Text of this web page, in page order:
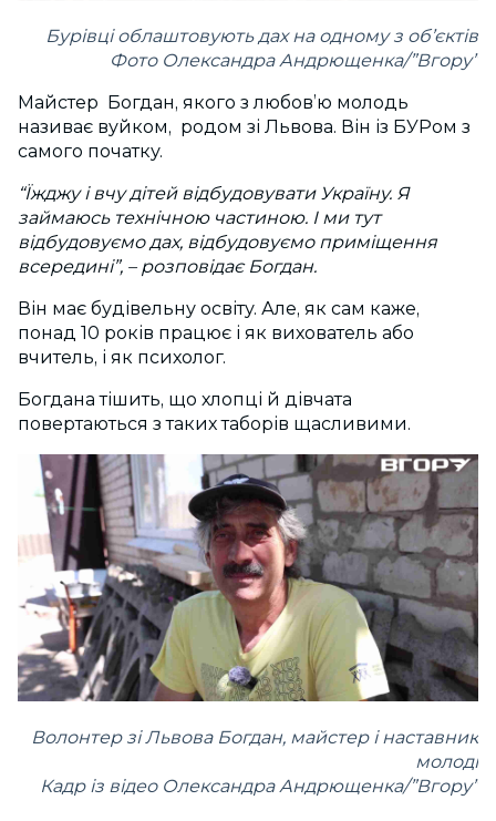
Бурівці облаштовують дах на одному з об’єктів
Фото Олександра Андрющенка/”Вгору”
Майстер Богдан, якого з любов’ю молодь
називає вуйком, родом зі Львова. Він із БУРом з
самого початку.
“Їжджу і вчу дітей відбудовувати Україну. Я
займаюсь технічною частиною. І ми тут
відбудовуємо дах, відбудовуємо приміщення
всередині”, – розповідає Богдан.
Він має будівельну освіту. Але, як сам каже,
понад 10 років працює і як вихователь або
вчитель, і як психолог.
Богдана тішить, що хлопці й дівчата
повертаються з таких таборів щасливими.
Волонтер зі Львова Богдан, майстер і наставник
молоді
Кадр із відео Олександра Андрющенка/”Вгору”